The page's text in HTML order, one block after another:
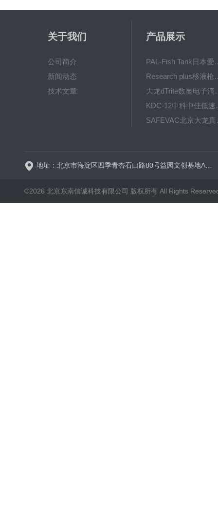
关于我们
公司简介
新闻动态
技术文章
产品展示
PAL-Fish Tank
Research plus
大龙dTrite
KDC-
©2026 北京东南信诚科技有限公司 版权所有 All Rights